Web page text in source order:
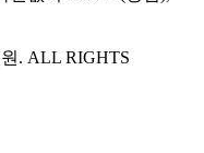
. ALL RIGHTS